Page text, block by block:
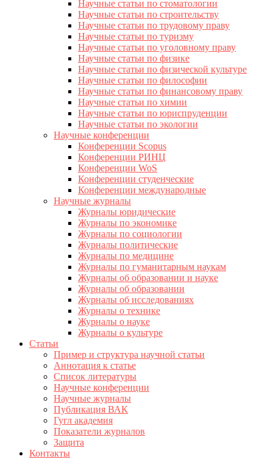
Научные статьи по стоматологии
Научные статьи по строительству
Научные статьи по трудовому праву
Научные статьи по туризму
Научные статьи по уголовному праву
Научные статьи по физике
Научные статьи по физической культуре
Научные статьи по философии
Научные статьи по финансовому праву
Научные статьи по химии
Научные статьи по юриспруденции
Научные статьи по экологии
Научные конференции
Конференции Scopus
Конференции РИНЦ
Конференции WoS
Конференции студенческие
Конференции международные
Научные журналы
Журналы юридические
Журналы по экономике
Журналы по социологии
Журналы политические
Журналы по медицине
Журналы по гуманитарным наукам
Журналы об образовании и науке
Журналы об образовании
Журналы об исследованиях
Журналы о технике
Журналы о науке
Журналы о культуре
Статьи
Пример и структура научной статьи
Аннотация к статье
Список литературы
Научные конференции
Научные журналы
Публикация ВАК
Гугл академия
Показатели журналов
Защита
Контакты